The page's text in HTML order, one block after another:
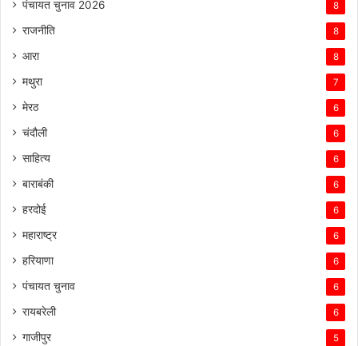
पंचायत चुनाव 2026 8
राजनीति 8
आरा 8
मथुरा 7
मेरठ 6
चंदौली 6
साहित्य 6
बाराबंकी 6
हरदोई 6
महाराष्ट्र 6
हरियाणा 6
पंचायत चुनाव 6
रायबरेली 6
गाजीपुर 5